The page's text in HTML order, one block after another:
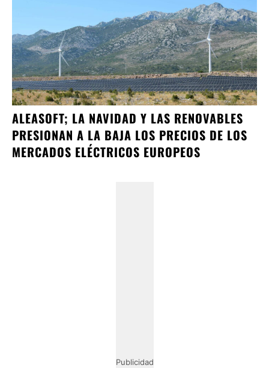
ALEASOFT; LA NAVIDAD Y LAS RENOVABLES
PRESIONAN A LA BAJA LOS PRECIOS DE LOS
MERCADOS ELÉCTRICOS EUROPEOS
Publicidad